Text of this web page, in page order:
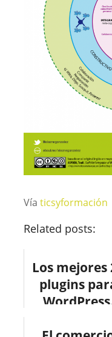
Vía ticsyformación
Related posts:
Los mejores
plugins
WordPress.